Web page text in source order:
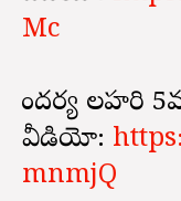
Mc
సౌందర్య లహరి
వీడియో:
mnmjQ